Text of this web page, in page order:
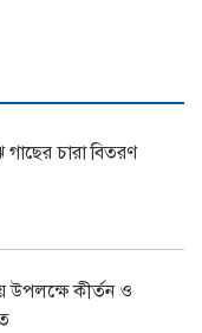
গাছের চারা বিতরণ
উপলক্ষে কীর্তন ও